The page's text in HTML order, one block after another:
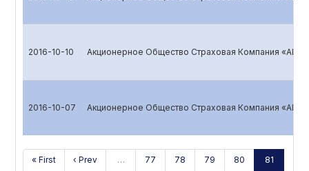
2016-10-10 Акционерное Общество Страховая Компания
2016-10-07 Акционерное Общество Страховая Компания
« First ‹ Prev … 77 78 79 80 81